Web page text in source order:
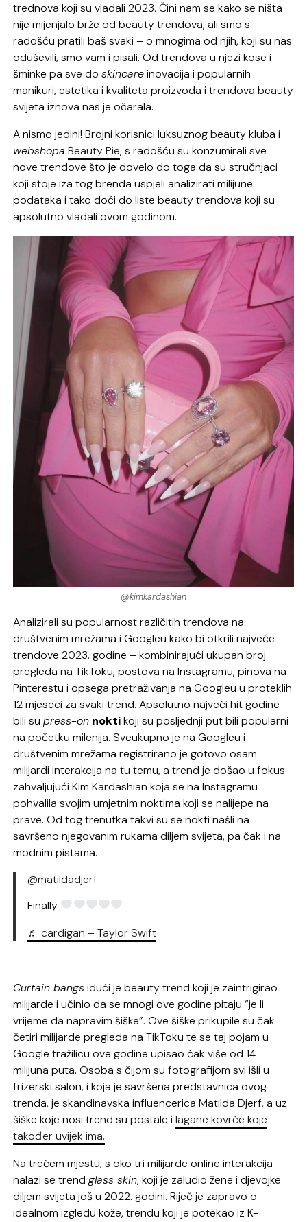
trednova koji su vladali 2023. Čini nam se kako se ništa
nije mijenjalo brže od beauty trendova, ali smo s
radošću pratili baš svaki – o mnogima od njih, koji su nas
oduševili, smo vam i pisali. Od trendova u njezi kose i
šminke pa sve doskincareinovacija i popularnih
manikuri, estetika i kvaliteta proizvoda i trendova beauty
svijeta iznova nas je očarala.
A nismo jedini! Brojni korisnici luksuznog beauty kluba i
webshopa Beauty Pie, s radošću su konzumirali sve
nove trendove što je dovelo do toga da su stručnjaci
koji stoje iza tog brenda uspjeli analizirati milijune
podataka i tako doći do liste beauty trendova koji su
apsolutno vladali ovom godinom.
@kimkardashian
Analizirali su popularnost različitih trendova na
društvenim mrežama i Googleu kako bi otkrili najveće
trendove 2023. godine – kombinirajući ukupan broj
pregleda na TikToku, postova na Instagramu, pinova na
Pinterestu i opsega pretraživanja na Googleu u proteklih
12 mjeseci za svaki trend. Apsolutno najveći hit godine
bili supress-on noktikoji su posljednji put bili popularni
na početku milenija. Sveukupno je na Googleu i
društvenim mrežama registrirano je gotovo osam
milijardi interakcija na tu temu, a trend je došao u fokus
zahvaljujući Kim Kardashian koja se na Instagramu
pohvalila svojim umjetnim noktima koji se nalijepe na
prave. Od tog trenutka takvi su se nokti našli na
savršeno njegovanim rukama diljem svijeta, pa čak i na
modnim pistama.
@matildadjerf
Finally
♬ cardigan – Taylor Swift
Curtain bangs idući je beauty trend koji je zaintrigirao
milijarde i učinio da se mnogi ove godine pitaju “je li
vrijeme da napravim šiške”. Ove šiške prikupile su čak
četiri milijarde pregleda na TikToku te se taj pojam u
Google tražilicu ove godine upisao čak više od 14
milijuna puta. Osoba s čijom su fotografijom svi išli u
frizerski salon, i koja je savršena predstavnica ovog
trenda, je skandinavska influencerica Matilda Djerf, a uz
šiške koje nosi trend su postale ilagane kovrče koje
također uvijek ima.
Na trećem mjestu, s oko tri milijarde online interakcija
nalazi se trendglass skin, koji je zaludio žene i djevojke
diljem svijeta još u 2022. godini. Riječ je zapravo o
idealnom izgledu kože, trendu koji je potekao iz K-